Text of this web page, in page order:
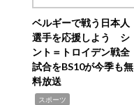
ベルギーで戦う日本人
選手を応援しよう シ
ント＝トロイデン戦全
試合をBS10が今季も無
料放送
スポーツ